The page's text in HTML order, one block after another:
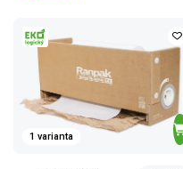
1 varianta